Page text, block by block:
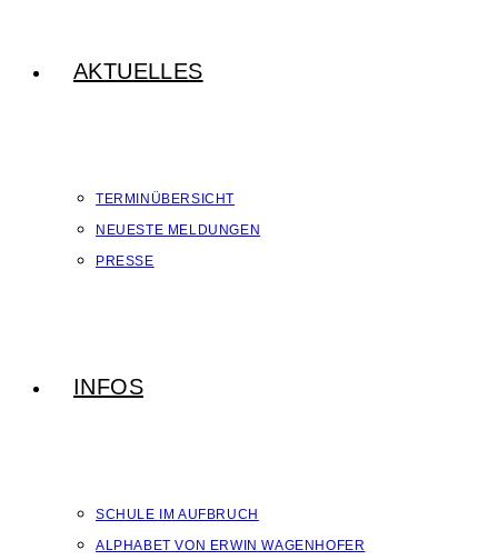
AKTUELLES
TERMINÜBERSICHT
NEUESTE MELDUNGEN
PRESSE
INFOS
SCHULE IM AUFBRUCH
ALPHABET VON ERWIN WAGENHOFER